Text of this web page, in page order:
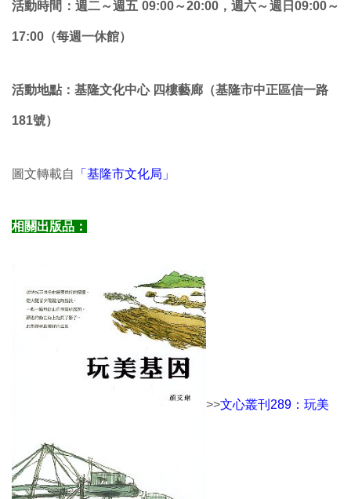
活動時間： 週二～週五 09:00～20:00，週六～週日09:00～
17:00 （每週一休館）
活動地點： 基隆文化中心 四樓藝廊（基隆市中正區信一路
181號）
圖文轉載自 「基隆市文化局」
相關出版品：
>>文心叢刊289：玩美